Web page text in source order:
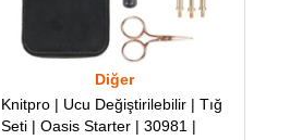
Diğer
Knitpro | Ucu Değiştirilebilir | Tığ
Seti | Oasis Starter | 30981 |